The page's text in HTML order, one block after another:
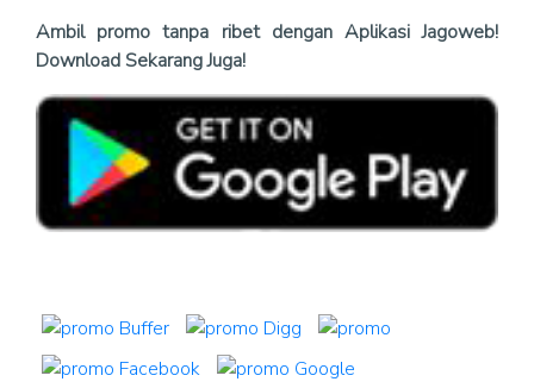
Ambil promo tanpa ribet dengan Aplikasi Jagoweb!
Download Sekarang Juga!